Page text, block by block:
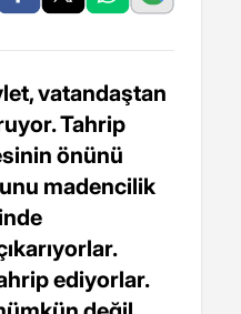
vatandaştan
Tahrip
önünü
madencilik
ediyorlar.